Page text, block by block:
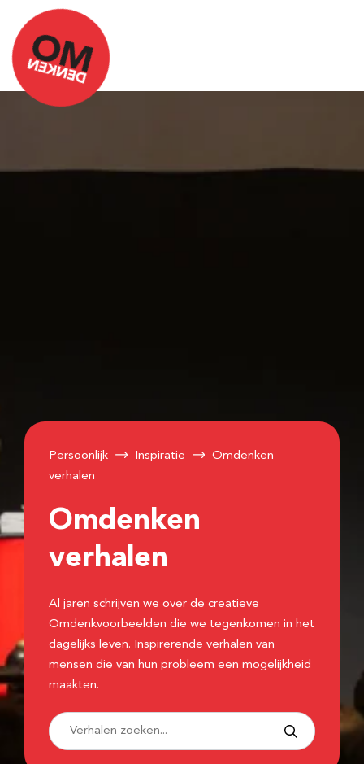
Persoonlijk Inspiratie
Omdenken
verhalen
Omdenken
verhalen
Al jaren schrijven we over de creatieve
Omdenkvoorbeelden die we tegenkomen in het
dagelijks leven. Inspirerende verhalen van
mensen die van hun probleem een mogelijkheid
maakten.